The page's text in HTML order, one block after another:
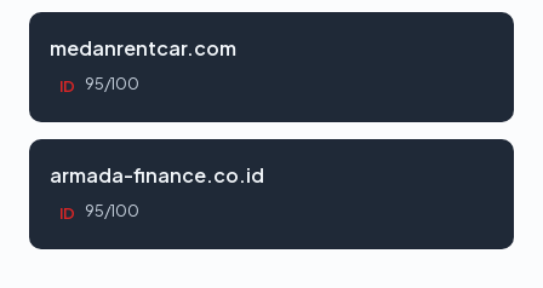
medanrentcar.com
ID 95/100
armada-finance.co.id
ID 95/100